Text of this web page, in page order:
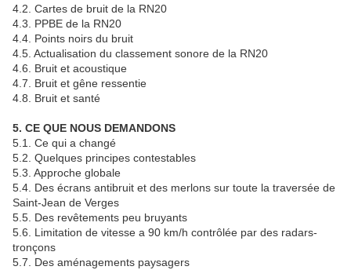
4.2. Cartes de bruit de la RN20
4.3. PPBE de la RN20
4.4. Points noirs du bruit
4.5. Actualisation du classement sonore de la RN20
4.6. Bruit et acoustique
4.7. Bruit et gêne ressentie
4.8. Bruit et santé
5. CE QUE NOUS DEMANDONS
5.1. Ce qui a changé
5.2. Quelques principes contestables
5.3. Approche globale
5.4. Des écrans antibruit et des merlons sur toute la traversée de
Saint-Jean de Verges
5.5. Des revêtements peu bruyants
5.6. Limitation de vitesse a 90 km/h contrôlée par des radars-
tronçons
5.7. Des aménagements paysagers